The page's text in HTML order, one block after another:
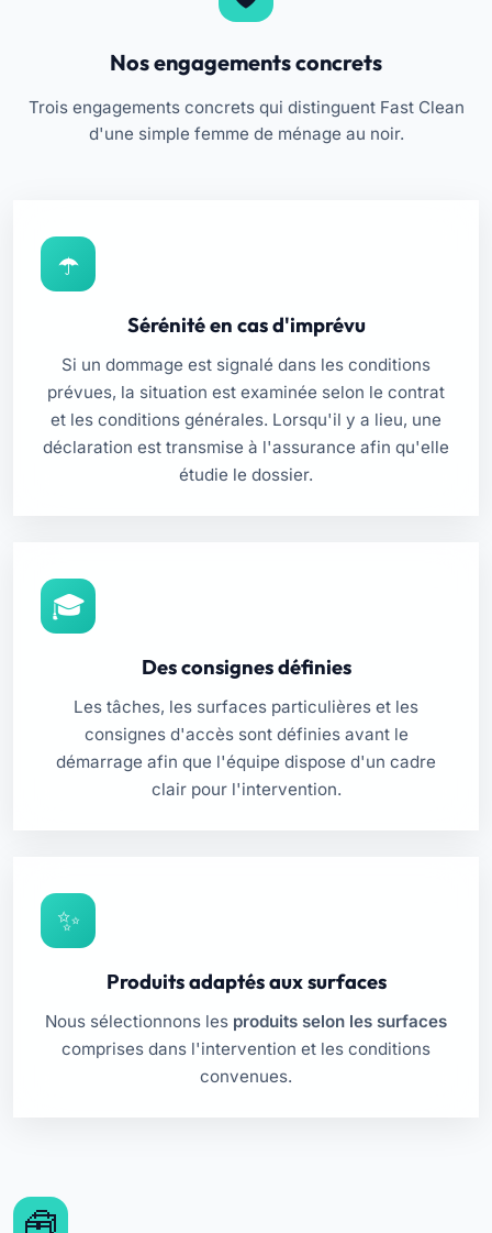
Nos engagements concrets
Trois engagements concrets qui distinguent Fast Clean
d'une simple femme de ménage au noir.
Sérénité en cas d'imprévu
Si un dommage est signalé dans les conditions
prévues, la situation est examinée selon le contrat
et les conditions générales. Lorsqu'il y a lieu, une
déclaration est transmise à l'assurance afin qu'elle
étudie le dossier.
Des consignes définies
Les tâches, les surfaces particulières et les
consignes d'accès sont définies avant le
démarrage afin que l'équipe dispose d'un cadre
clair pour l'intervention.
Produits adaptés aux surfaces
Nous sélectionnons les produits selon les surfaces
comprises dans l'intervention et les conditions
convenues.